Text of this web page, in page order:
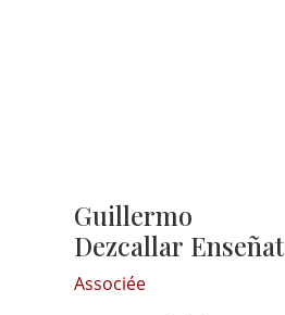
Guillermo
Dezcallar Enseñat
Associée